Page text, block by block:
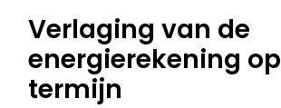
Verlaging van de
energierekening
termijn